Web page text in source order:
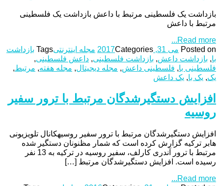
بازداشت یک فلسطینی مرتبط با داعش بازداشت یک فلسطینی
مرتبط با داعش
Read more...
Posted on می 31, 2017 Categories مجله اینترنتیTags بازداشت
با, بازداشت داعش, بازداشت فلسطینی, داعش فلسطینی,
فلسطینی با, فلسطینی داعش, مجله دیجیتال, مجله هفته, مرتبط,
یک, یک با, یک داعش
افزایش دستگیرشدگان مرتبط با ترور سفیر
روسیه
افزایش دستگیرشدگان مرتبط با ترور سفیر روسیهکانال تلویزیونی‌
هابر ترکیه گزارش کرده است که شمار مظنونان دستگیر شده
مرتبط با ترور آندری کارلف، سفیر روسیه در ترکیه به 13 نفر
رسیده است. افزایش دستگیرشدگان مرتبط […]
Read more...